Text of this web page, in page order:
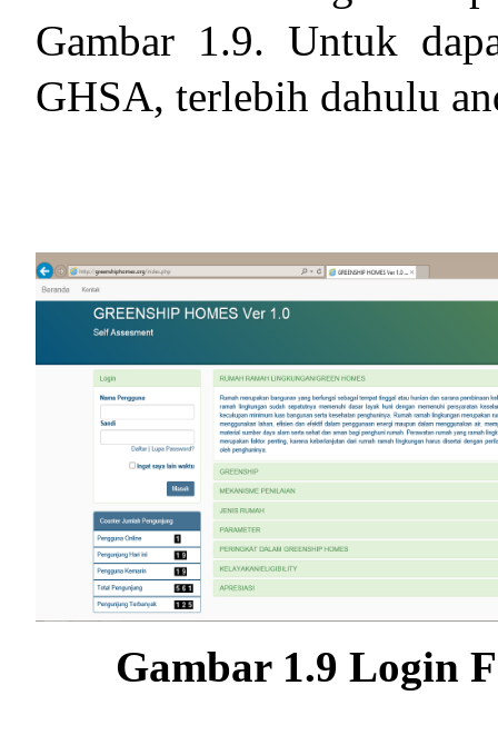
Gambar 1.9. Untuk
GHSA, terlebih dahulu
Gambar 1.9 Login